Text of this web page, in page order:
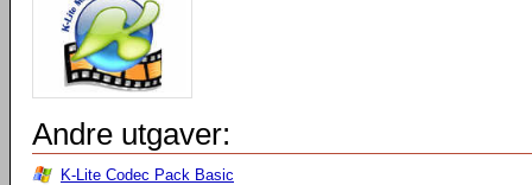
Andre utgaver:
K-Lite Codec Pack Basic